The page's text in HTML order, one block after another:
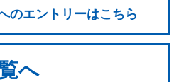
のエントリーはこちら
へ